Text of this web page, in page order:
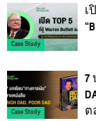
Case Study
เ
Case Study
7
ต